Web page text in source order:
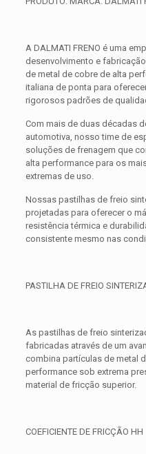
A DALMATI FRENO é uma
desenvolvimento e
de metal de cobre de alta
italiana de ponta para
rigorosos padrões de
Com mais de duas décadas
automotiva, nosso time de
soluções de frenagem que
alta performance para os
extremas de uso.
Nossas pastilhas de freio
projetadas para oferecer o
resistência térmica e
consistente mesmo nas
PASTILHA DE FREIO
As pastilhas de freio
fabricadas através de um
combina partículas de metal
performance sob extrema
material de fricção superior.
COEFICIENTE DE FRICÇÃO HH